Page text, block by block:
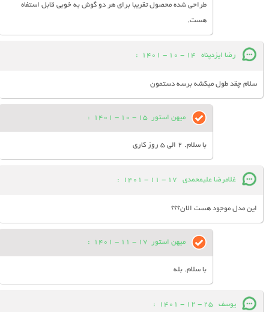
طراحی شده محصول تقریبا برای هر دو گوش به خوبی قابل استفاه
هست.
رضا ایزدپناه 14 - 10 - 1401
:
سلام چقد طول میکشه برسه دستمون
میهن استور 15 - 10 - 1401
:
با سلام. 2 الی 5 روز کاری
غلامرضا علیمحمدی 17 - 11 - 1401
:
این مدل موجود هست الان؟؟؟
میهن استور 17 - 11 - 1401
:
با سلام. بله
یوسف 25 - 12 - 1401
: